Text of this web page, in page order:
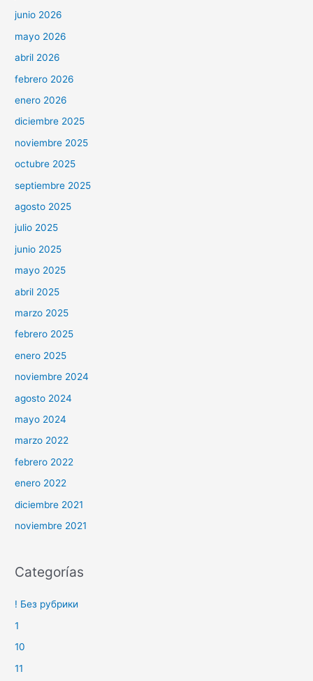
junio 2026
mayo 2026
abril 2026
febrero 2026
enero 2026
diciembre 2025
noviembre 2025
octubre 2025
septiembre 2025
agosto 2025
julio 2025
junio 2025
mayo 2025
abril 2025
marzo 2025
febrero 2025
enero 2025
noviembre 2024
agosto 2024
mayo 2024
marzo 2022
febrero 2022
enero 2022
diciembre 2021
noviembre 2021
Categorías
! Без рубрики
1
10
11